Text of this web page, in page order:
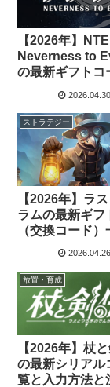
【2026年】
Neverness to
の最新ギフトコ
2026.04.30
ストラテジー
【2026年】ラ
ラムの最新ギフ
（交換コード
力方法と注意点
2026.04.26
放置・育成
【2026年】杖
の最新シリアル
覧と入力方法と